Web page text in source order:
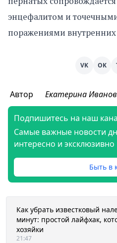
энцефалитом и
поражениями внутренних
VK OK
Автор Екатерина
Подпишитесь на наш
Самые важные новости
интересно и эксклюзивно
Быть в
Как убрать известковый
минут: простой лайфхак,
хозяйки
21:47